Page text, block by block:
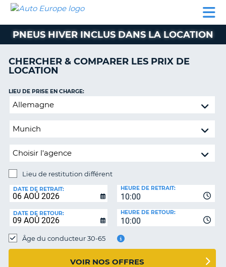
LOCATION
VOITURE
CAMPING-
CAR
CLIENT
AUTO
EUROPE
LOCATION
VOITURE
CAMPING-
CAR
PARTENAIRES
SUPPORT
CLIENT
COMPTE
MA
PNEUS HIVER INCLUS DANS LA LOCATION
CHERCHER & COMPARER LES PRIX DE
LOCATION
Lieu
restitution
LIEU DE PRISE EN CHARGE:
Lieu de restitution différent
DE
RESTITUTION:
DATE DE RETRAIT:
10:00
HEURE DE RETRAIT:
DATE DE RETOUR:
10:00
HEURE DE RETOUR:
Âge du conducteur 30-65
VOIR NOS OFFRES